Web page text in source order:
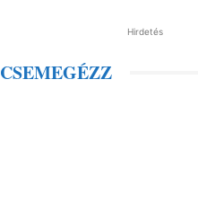
Hirdetés
CSEMEGÉZZ